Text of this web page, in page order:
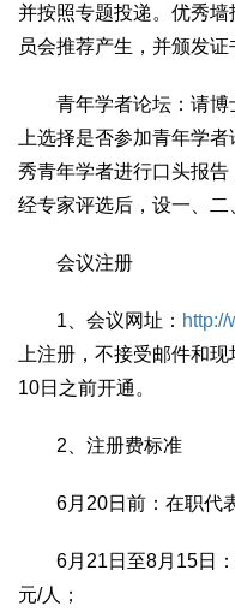
并按照专题投递。优秀
员会推荐产生，并颁发证
青年学者论坛：请博
上选择是否参加青年学
秀青年学者进行口头报告
经专家评选后，设一、二
会议注册
1、会议网址：
上注册，不接受邮件和
10日之前开通。
2、注册费标准
6月20日前：在职代表
6月21日至8月15日：
元/人；